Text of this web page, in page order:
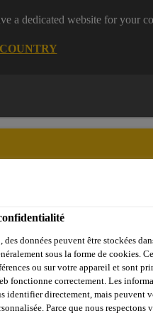
a dedicated website for your
Collage de pièces auxiliaires
données peuvent être stockées
sous la forme de cookies.
ou sur votre appareil et sont
fonctionne correctement. Les
identifier directement, mais peuvent
Parce que nous respectons